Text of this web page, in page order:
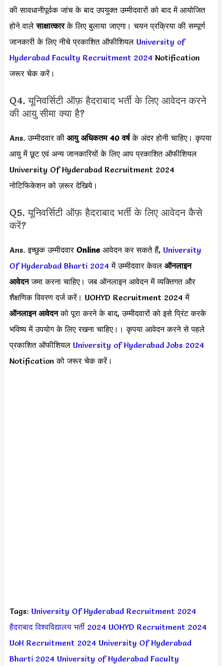
की सावधानीपूर्वक जांच के बाद उपयुक्त उम्मीदवारों को बाद में आयोजित
होने वालेसाक्षात्कारके लिए बुलाया जाएगा। चयन प्रक्रिया की सम्पूर्ण
जानकारी के लिए नीचे प्रकाशित ऑफीशियल University of
Hyderabad Faculty Recruitment 2024 Notification
जरूर चेक करें।
Q4. यूनिवर्सिटी ऑफ़ हैदराबाद भर्ती के लिए आवेदन करने
की आयु सीमा क्या है?
Ans. उम्मीदवार की आयु अधिकतम 40 वर्षके अंदर होनी चाहिए। कृपया
आयु में छूट एवं अन्य जानकारियों के लिए आप प्रकाशित ऑफीशियल
University Of Hyderabad Recruitment 2024
नोटिफिकेशन को ज़रूर देखिये।
Q5. यूनिवर्सिटी ऑफ़ हैदराबाद भर्ती के लिए आवेदन कैसे
करें?
Ans. इच्छुक उम्मीदवार Online आवेदन कर सकते हैं, University
Of Hyderabad Bharti 2024 में उम्मीदवार केवल ऑनलाइन
आवेदनजमा करना चाहिए। जब ऑनलाइन आवेदन में व्यक्तिगत और
शैक्षणिक विवरण दर्ज करें। UOHYD Recruitment 2024 में
ऑनलाइन आवेदनको पूरा करने के बाद, उम्मीदवारों को इसे प्रिंट करके
भविष्य में उपयोग के लिए रखना चाहिए।। कृपया आवेदन करने से पहले
प्रकाशित ऑफीशियल University of Hyderabad Jobs 2024
Notification को जरूर चेक करें।
Tags: University Of Hyderabad Recruitment 2024
हैदराबाद विश्वविद्यालय भर्ती 2024 UOHYD Recruitment 2024
UoH Recruitment 2024 University Of Hyderabad
Bharti 2024 University of Hyderabad Faculty